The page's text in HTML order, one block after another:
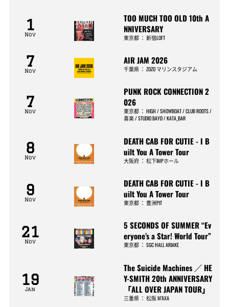
1
Nov
TOO MUCH TOO OLD 10th A
NNIVERSARY
東京都 ：新宿LOFT
7
Nov
AIR JAM 2026
千葉県 ：ZOZO マリンスタジアム
7
Nov
PUNK ROCK CONNECTION 2
026
東京都 ：HIGH / SHOWBOAT / CLUB ROOTS /
喜楽 / STUDIO BAYD / KATA_BAR
8
Nov
DEATH CAB FOR CUTIE - I B
uilt You A Tower Tour
大阪府 ：松下IMPホール
9
Nov
DEATH CAB FOR CUTIE - I B
uilt You A Tower Tour
東京都 ：豊洲PIT
21
Nov
5 SECONDS OF SUMMER “Ev
eryone’s a Star! World Tour”
東京都 ：SGC HALL ARIAKE
19
Jan
The Suicide Machines ／ HE
Y-SMITH 20th ANNIVERSARY
「ALL OVER JAPAN TOUR」
三重県 ：松阪 M’AXA